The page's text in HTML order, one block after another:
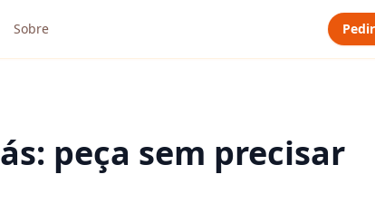
Sobre
peça sem precisar